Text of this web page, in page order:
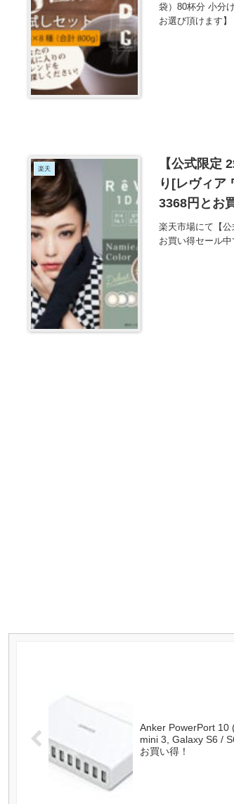
袋）80杯分 小分
お選び頂けます
楽天
【公式限定
り[レヴィア
3368円とお
楽天市場にて【
お買い得セール
Anker PowerPort 10
mini 3, Galaxy S6 /
お買い得！